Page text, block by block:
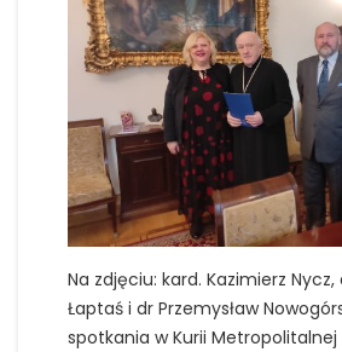
Na zdjęciu: kard. Kazimierz
Łaptaś i dr Przemysław
spotkania w Kurii Metropolitalnej